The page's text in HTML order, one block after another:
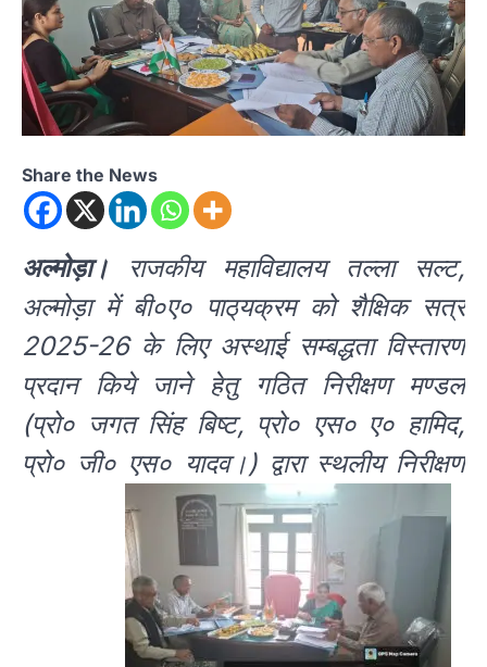
Share the News
अल्मोड़ा। राजकीय महाविद्यालय तल्ला सल्ट,
अल्मोड़ा में बी०ए० पाठ्‌यक्रम को शैक्षिक सत्र
2025-26 के लिए अस्थाई सम्बद्धता विस्तारण
प्रदान किये जाने हेतु गठित निरीक्षण मण्डल
(प्रो० जगत सिंह बिष्ट, प्रो० एस० ए० हामिद,
प्रो० जी० एस० यादव।) द्वारा स्थलीय निरीक्षण